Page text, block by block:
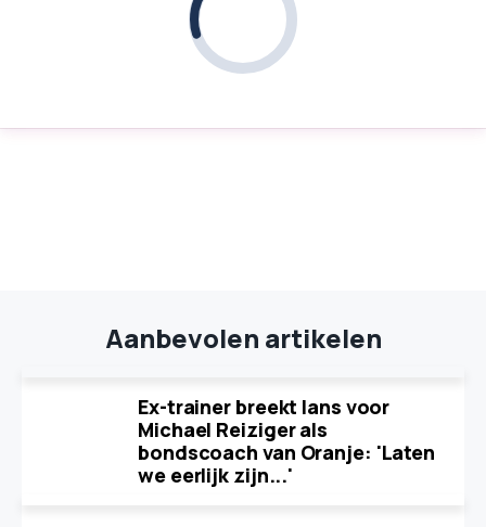
Aanbevolen artikelen
Ex-trainer breekt lans voor
Michael Reiziger als
bondscoach van Oranje: 'Laten
we eerlijk zijn...'